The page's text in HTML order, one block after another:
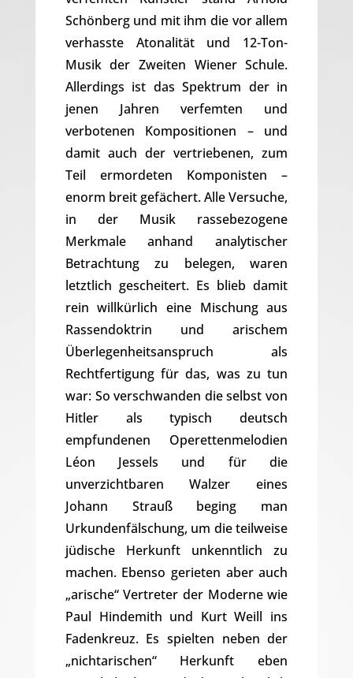
Schönberg und mit ihm die vor allem
verhasste Atonalität und 12-Ton-
Musik der Zweiten Wiener Schule.
Allerdings ist das Spektrum der in
jenen Jahren verfemten und
verbotenen Kompositionen – und
damit auch der vertriebenen, zum
Teil ermordeten Komponisten –
enorm breit gefächert. Alle Versuche,
in der Musik rassebezogene
Merkmale anhand analytischer
Betrachtung zu belegen, waren
letztlich gescheitert. Es blieb damit
rein willkürlich eine Mischung aus
Rassendoktrin und arischem
Überlegenheitsanspruch als
Rechtfertigung für das, was zu tun
war: So verschwanden die selbst von
Hitler als typisch deutsch
empfundenen Operettenmelodien
Léon Jessels und für die
unverzichtbaren Walzer eines
Johann Strauß beging man
Urkundenfälschung, um die teilweise
jüdische Herkunft unkenntlich zu
machen. Ebenso gerieten aber auch
„arische“ Vertreter der Moderne wie
Paul Hindemith und Kurt Weill ins
Fadenkreuz. Es spielten neben der
„nichtarischen“ Herkunft eben